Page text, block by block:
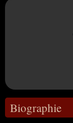
Biographie